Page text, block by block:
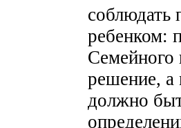
соблюдать
ребенком:
Семейного
решение, а
должно